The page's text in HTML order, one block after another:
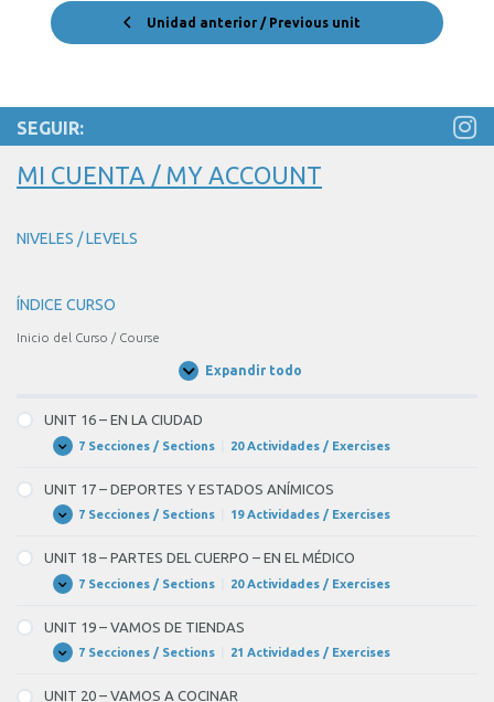
Unidad anterior / Previous unit
SEGUIR:
MI CUENTA / MY ACCOUNT
NIVELES / LEVELS
ÍNDICE CURSO
Inicio del Curso / Course
Expandir todo
Unidades
UNIT 16 – EN LA CIUDAD
Expandir
UNIT
–
EN
LA
CIUDAD
7 Secciones / Sections 20 Actividades / Exercises
UNIT 17 – DEPORTES Y ESTADOS ANÍMICOS
Expandir
UNIT
–
DEPORTES
Y
ESTADOS
7 Secciones / Sections 19 Actividades / Exercises
UNIT 18 – PARTES DEL CUERPO – EN EL MÉDICO
Expandir
UNIT
–
PARTES
DEL
EN
7 Secciones / Sections 20 Actividades / Exercises
UNIT 19 – VAMOS DE TIENDAS
Expandir
UNIT
–
7 Secciones / Sections 21 Actividades / Exercises
UNIT 20 – VAMOS A COCINAR